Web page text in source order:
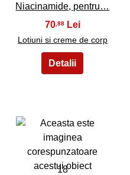
Niacinamide, pentru…
70,88
Lotiuni si creme de corp
18